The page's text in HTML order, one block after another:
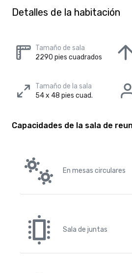
Detalles de la habitación
Tamaño de sala
2290 pies cuadrados
Tamaño de la sala
54 x 48 pies cuad.
Capacidades de la sala de
En mesas circulares
Sala de juntas